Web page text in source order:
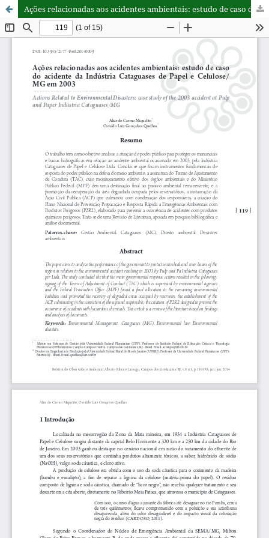
Ações relacionadas aos acidentes ambientais: estudo de caso do acidente da Indústria Cataguases de Papel e Celulose/ MG em 2003